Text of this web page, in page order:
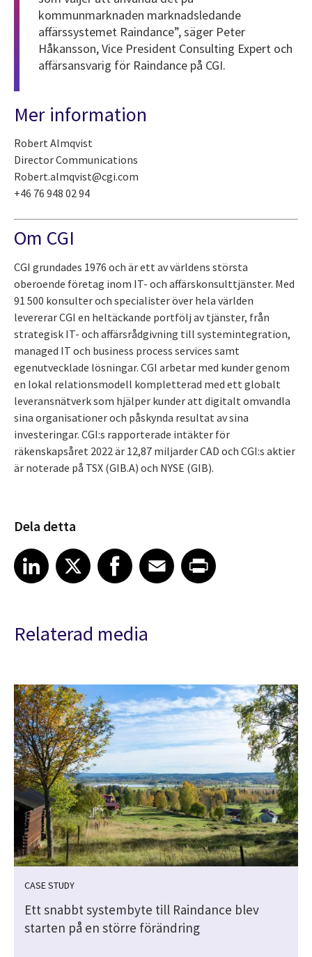
kommunmarknaden marknadsledande
affärssystemet Raindance”, säger Peter
Håkansson, Vice President Consulting Expert och
affärsansvarig för Raindance på CGI.
Mer information
Robert Almqvist
Director Communications
Robert.almqvist@cgi.com
+46 76 948 02 94
Om CGI
CGI grundades 1976 och är ett av världens största
oberoende företag inom IT- och affärskonsulttjänster. Med
91 500 konsulter och specialister över hela världen
levererar CGI en heltäckande portfölj av tjänster, från
strategisk IT- och affärsrådgivning till systemintegration,
managed IT och business process services samt
egenutvecklade lösningar. CGI arbetar med kunder genom
en lokal relationsmodell kompletterad med ett globalt
leveransnätverk som hjälper kunder att digitalt omvandla
sina organisationer och påskynda resultat av sina
investeringar. CGI:s rapporterade intäkter för
räkenskapsåret 2022 är 12,87 miljarder CAD och CGI:s aktier
är noterade på TSX (GIB.A) och NYSE (GIB).
Dela detta
Share article on LinkedIn
LinkedIn
Share article on XShare article on Facebook
Facebook
Share article on Email
EmailShare article on Print
Relaterad media
CASE STUDY
Ett snabbt systembyte till Raindance blev
starten på en större förändring